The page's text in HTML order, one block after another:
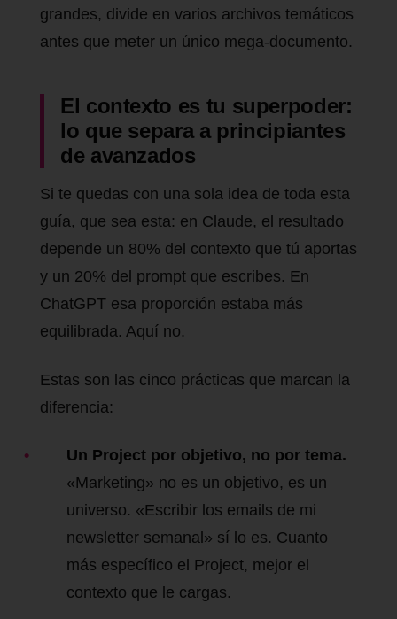
grandes, divide en varios archivos temáticos
antes que meter un único mega-documento.
El contexto es tu superpoder:
lo que separa a principiantes
de avanzados
Si te quedas con una sola idea de toda esta
guía, que sea esta: en Claude, el resultado
depende un 80% del contexto que tú aportas
y un 20% del prompt que escribes. En
ChatGPT esa proporción estaba más
equilibrada. Aquí no.
Estas son las cinco prácticas que marcan la
diferencia:
Un Project por objetivo, no por tema.
«Marketing» no es un objetivo, es un
universo. «Escribir los emails de mi
newsletter semanal» sí lo es. Cuanto
más específico el Project, mejor el
contexto que le cargas.